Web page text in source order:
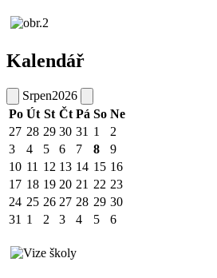
Kalendář
Srpen2026
Po Út St Čt Pá So Ne
27 28 29 30 31 1
2
3
4 5 6 7 8
9
10 11 12 13 14 15 16
17 18 19 20 21 22 23
24 25 26 27 28 29 30
31 1 2 3 4 5 6